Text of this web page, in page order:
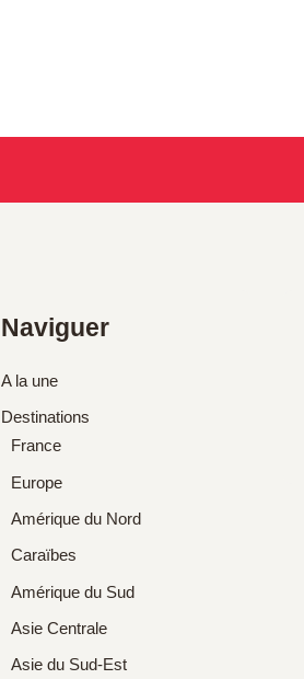
Naviguer
A la une
Destinations
France
Europe
Amérique du Nord
Caraïbes
Amérique du Sud
Asie Centrale
Asie du Sud-Est